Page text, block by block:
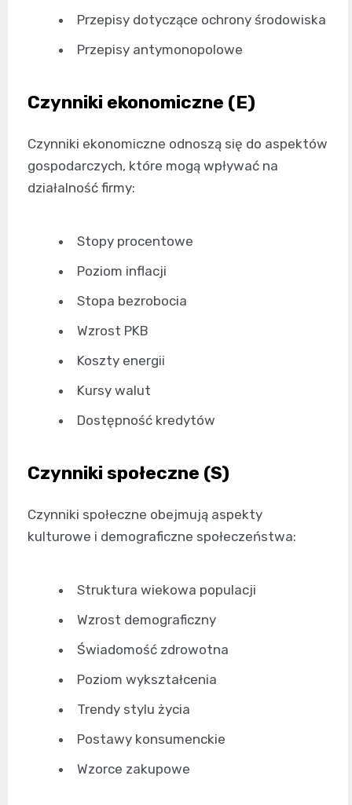
Przepisy dotyczące ochrony środowiska
Przepisy antymonopolowe
Czynniki ekonomiczne (E)
Czynniki ekonomiczne odnoszą się do aspektów
gospodarczych, które mogą wpływać na
działalność firmy:
Stopy procentowe
Poziom inflacji
Stopa bezrobocia
Wzrost PKB
Koszty energii
Kursy walut
Dostępność kredytów
Czynniki społeczne (S)
Czynniki społeczne obejmują aspekty
kulturowe i demograficzne społeczeństwa:
Struktura wiekowa populacji
Wzrost demograficzny
Świadomość zdrowotna
Poziom wykształcenia
Trendy stylu życia
Postawy konsumenckie
Wzorce zakupowe